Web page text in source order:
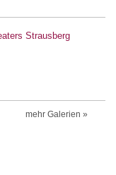
Strausberg
mehr Galerien »